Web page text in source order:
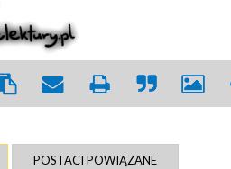
POSTACI POWIĄZANE